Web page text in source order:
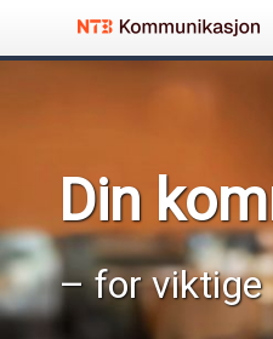
Din
– for viktige